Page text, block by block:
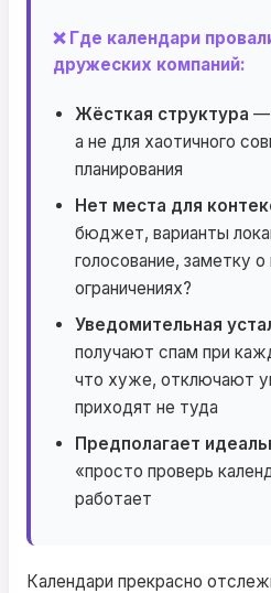
❌ Где календари
дружеских компаний:
Жёсткая структура —
а не для хаотичного
планирования
Нет места для
бюджет, варианты
голосование, заметку
ограничениях?
Уведомительная
получают спам при
что хуже, отключают
приходят не туда
Предполагает
«просто проверь
работает
Календари прекрасно